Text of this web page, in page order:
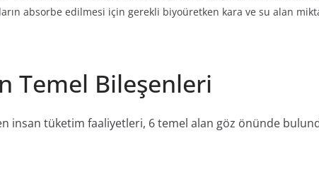
absorbe edilmesi için gerekli biyoüretken kara ve su alan
Temel Bileşenleri
insan tüketim faaliyetleri, 6 temel alan göz önünde